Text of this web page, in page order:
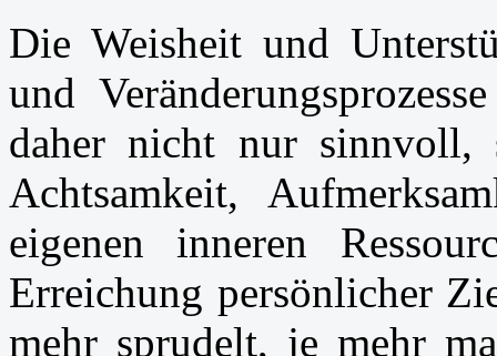
Die Weisheit und
und
daher nicht nur sinnvoll,
Achtsamkeit,
eigenen inneren
Erreichung persönlicher
mehr sprudelt, je mehr